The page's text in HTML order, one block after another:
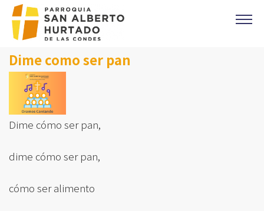
Click acá para ir directamente al contenido
CONTACTO
MISAS
OFICINA PARROQUIAL
EVANGELIO DEL DIA
PREVENCIÓN DE ABUSOS
Parroquia Padre Alberto Hurtado
CAMPAÑA 1%
Dime como ser pan
Dime cómo ser pan,
dime cómo ser pan,
cómo ser alimento